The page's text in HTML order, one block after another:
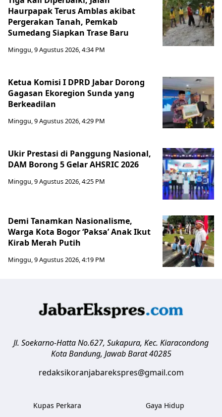
Haurpapak Terus Amblas akibat
Pergerakan Tanah, Pemkab
Sumedang Siapkan Trase Baru
Minggu, 9 Agustus 2026, 4:34 PM
Ketua Komisi I DPRD Jabar Dorong
Gagasan Ekoregion Sunda yang
Berkeadilan
Minggu, 9 Agustus 2026, 4:29 PM
Ukir Prestasi di Panggung Nasional,
DAM Borong 5 Gelar AHSRIC 2026
Minggu, 9 Agustus 2026, 4:25 PM
Demi Tanamkan Nasionalisme,
Warga Kota Bogor ‘Paksa’ Anak Ikut
Kirab Merah Putih
Minggu, 9 Agustus 2026, 4:19 PM
Jl. Soekarno-Hatta No.627, Sukapura, Kec. Kiaracondong
Kota Bandung, Jawab Barat 40285
redaksikoranjabarekspres@gmail.com
Kupas Perkara Gaya Hidup